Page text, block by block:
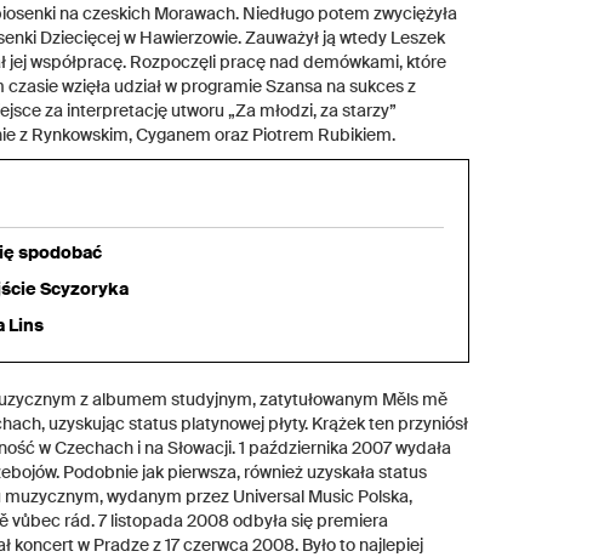
na czeskich Morawach. Niedługo potem zwyciężyła
Dziecięcej w Hawierzowie. Zauważył ją wtedy Leszek
współpracę. Rozpoczęli pracę nad demówkami, które
wzięła udział w programie Szansa na sukces z
za interpretację utworu „Za młodzi, za starzy”
z Rynkowskim, Cyganem oraz Piotrem Rubikiem.
spodobać
Scyzoryka
Lins
z albumem studyjnym, zatytułowanym Měls mě
uzyskując status platynowej płyty. Krążek ten przyniósł
w Czechach i na Słowacji. 1 października 2007 wydała
Podobnie jak pierwsza, również uzyskała status
wydanym przez Universal Music Polska,
vůbec rád. 7 listopada 2008 odbyła się premiera
koncert w Pradze z 17 czerwca 2008. Było to najlepiej